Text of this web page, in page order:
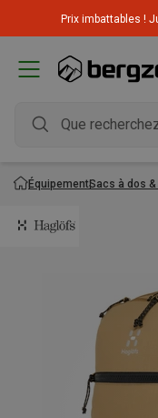
Prix imbattables !
l'article le
ÉquipementSacs à dos